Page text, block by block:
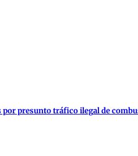
por presunto tráfico ilegal de